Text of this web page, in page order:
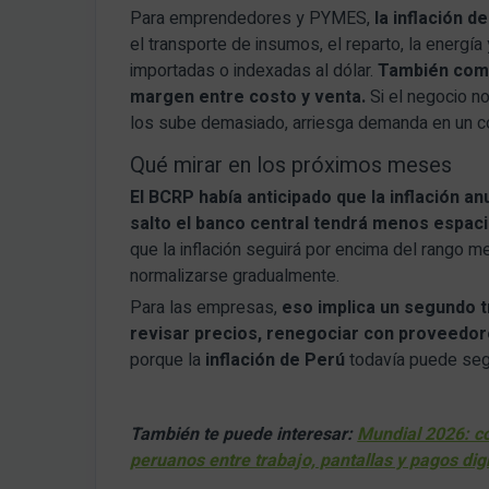
Para emprendedores y PYMES, la inflación
el transporte de insumos, el reparto, la
importadas o indexadas al dólar.También
margen entre costo y venta. Si el negocio
los sube demasiado, arriesga demanda en un
Qué mirar en los próximos meses
El BCRP había anticipado que la inflación
salto el banco central tendrá menos
que la inflación seguirá por encima del rango
normalizarse gradualmente.
Para las empresas, eso implica un segundo
revisar precios, renegociar con
porque la inflación de Perú todavía puede
También te puede interesar:Mundial 2026:
peruanos entre trabajo, pantallas y pagos